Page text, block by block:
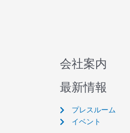
会社案内
最新情報
プレスルーム
イベント